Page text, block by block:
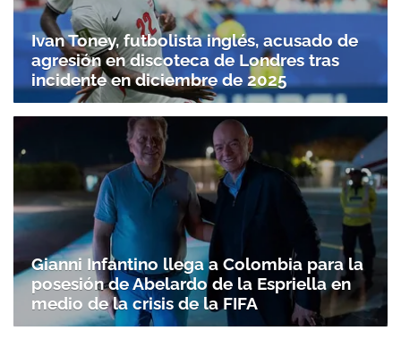
Ivan Toney, futbolista inglés, acusado de
agresión en discoteca de Londres tras
incidente en diciembre de 2025
Gianni Infantino llega a Colombia para la
posesión de Abelardo de la Espriella en
medio de la crisis de la FIFA